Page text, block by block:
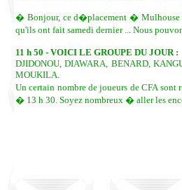
� Bonjour, ce d�placement � Mulhouse
qu'ils ont fait samedi dernier ... Nous
11 h 50 - VOICI LE GROUPE DU JOUR :
DJIDONOU, DIAWARA, BENARD,
MOUKILA.
Un certain nombre de joueurs de CFA
� 13 h 30. Soyez nombreux � aller les